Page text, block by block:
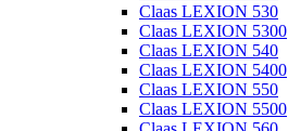
Claas LEXION 530
Claas LEXION 5300
Claas LEXION 540
Claas LEXION 5400
Claas LEXION 550
Claas LEXION 5500